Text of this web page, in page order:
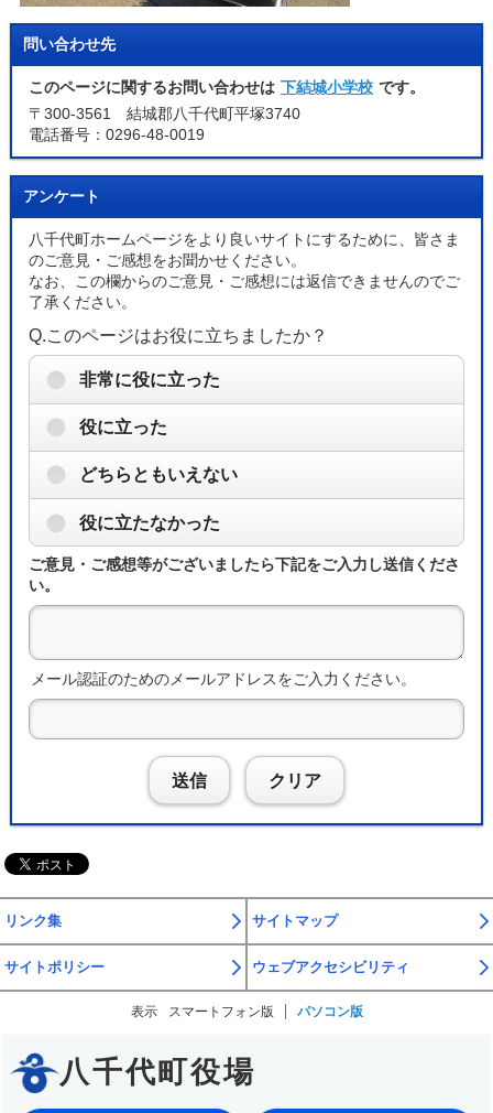
問い合わせ先
このページに関するお問い合わせは 下結城小学校 です。
〒300-3561 結城郡八千代町平塚3740
電話番号：0296-48-0019
アンケート
八千代町ホームページをより良いサイトにするために、皆さま
のご意見・ご感想をお聞かせください。
なお、この欄からのご意見・ご感想には返信できませんのでご
了承ください。
Q.このページはお役に立ちましたか？
非常に役に立った
役に立った
どちらともいえない
役に立たなかった
ご意見・ご感想等がございましたら下記をご入力し送信くださ
い。
メール認証のためのメールアドレスをご入力ください。
送信 クリア
リンク集 サイトマップ
サイトポリシー ウェブアクセシビリティ
表示 スマートフォン版 パソコン版
八千代町役場